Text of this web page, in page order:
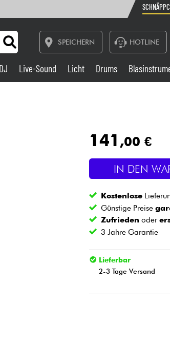
SPEICHERN HOTLINE
Belgique
Nederland
Live-Sound
Blasinstrumente
Kabel &
DJ Live-Sound Licht Drums
141 ,00 €
IN DEN
Kostenlose
Günstige Preise
Zufrieden oder
3 Jahre Garantie
Lieferbar
2-3 Tage Versand